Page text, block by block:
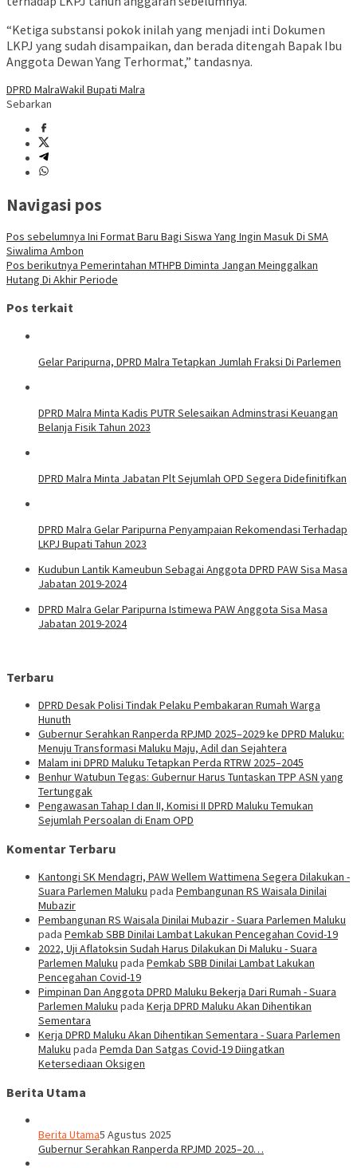
“Ketiga substansi pokok inilah yang menjadi inti Dokumen
LKPJ yang sudah disampaikan, dan berada ditengah Bapak Ibu
Anggota Dewan Yang Terhormat,” tandasnya.
DPRD MalraWakil Bupati Malra
Sebarkan
Navigasi pos
Pos sebelumnya Ini Format Baru Bagi Siswa Yang Ingin Masuk Di SMA
Siwalima Ambon
Pos berikutnya Pemerintahan MTHPB Diminta Jangan Meinggalkan
Hutang Di Akhir Periode
Pos terkait
Gelar Paripurna, DPRD Malra Tetapkan Jumlah Fraksi Di Parlemen
DPRD Malra Minta Kadis PUTR Selesaikan Adminstrasi Keuangan
Belanja Fisik Tahun 2023
DPRD Malra Minta Jabatan Plt Sejumlah OPD Segera Didefinitifkan
DPRD Malra Gelar Paripurna Penyampaian Rekomendasi Terhadap
LKPJ Bupati Tahun 2023
Kudubun Lantik Kameubun Sebagai Anggota DPRD PAW Sisa Masa
Jabatan 2019-2024
DPRD Malra Gelar Paripurna Istimewa PAW Anggota Sisa Masa
Jabatan 2019-2024
Terbaru
DPRD Desak Polisi Tindak Pelaku Pembakaran Rumah Warga
Hunuth
Gubernur Serahkan Ranperda RPJMD 2025–2029 ke DPRD Maluku:
Menuju Transformasi Maluku Maju, Adil dan Sejahtera
Malam ini DPRD Maluku Tetapkan Perda RTRW 2025–2045
Benhur Watubun Tegas: Gubernur Harus Tuntaskan TPP ASN yang
Tertunggak
Pengawasan Tahap I dan II, Komisi II DPRD Maluku Temukan
Sejumlah Persoalan di Enam OPD
Komentar Terbaru
Kantongi SK Mendagri, PAW Wellem Wattimena Segera Dilakukan -
Suara Parlemen Maluku pada Pembangunan RS Waisala Dinilai
Mubazir
Pembangunan RS Waisala Dinilai Mubazir - Suara Parlemen Maluku
pada Pemkab SBB Dinilai Lambat Lakukan Pencegahan Covid-19
2022, Uji Aflatoksin Sudah Harus Dilakukan Di Maluku - Suara
Parlemen Maluku pada Pemkab SBB Dinilai Lambat Lakukan
Pencegahan Covid-19
Pimpinan Dan Anggota DPRD Maluku Bekerja Dari Rumah - Suara
Parlemen Maluku pada Kerja DPRD Maluku Akan Dihentikan
Sementara
Kerja DPRD Maluku Akan Dihentikan Sementara - Suara Parlemen
Maluku pada Pemda Dan Satgas Covid-19 Diingatkan
Ketersediaan Oksigen
Berita Utama
Berita Utama5 Agustus 2025
Gubernur Serahkan Ranperda RPJMD 2025–20…